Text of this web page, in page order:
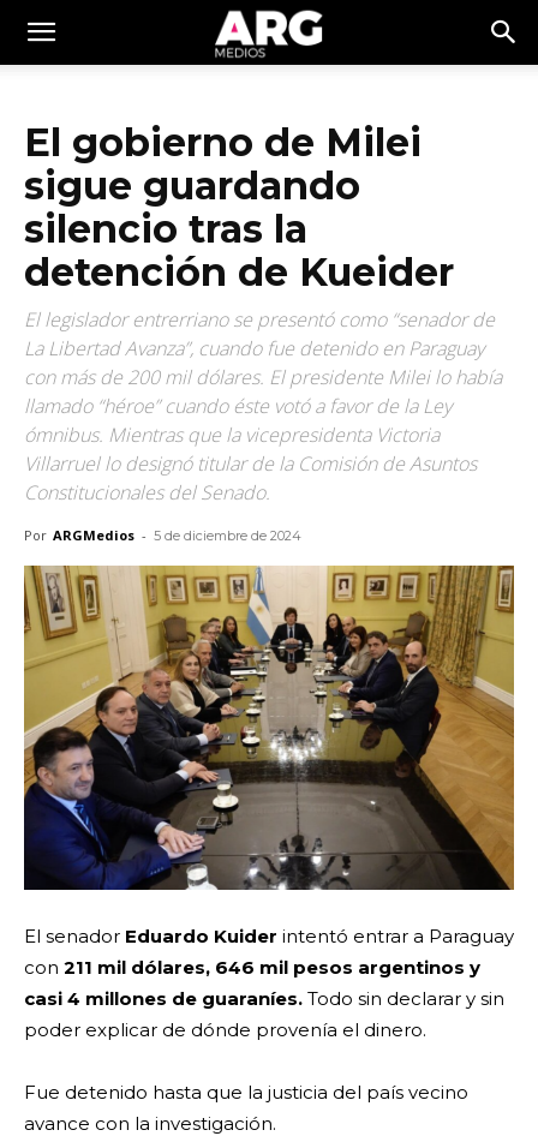
El gobierno de Milei
sigue guardando
silencio tras la
detención de Kueider
El legislador entrerriano se presentó como “senador de
La Libertad Avanza”, cuando fue detenido en Paraguay
con más de 200 mil dólares. El presidente Milei lo había
llamado “héroe” cuando éste votó a favor de la Ley
ómnibus. Mientras que la vicepresidenta Victoria
Villarruel lo designó titular de la Comisión de Asuntos
Constitucionales del Senado.
Por ARGMedios - 5 de diciembre de 2024
El senador Eduardo Kuider intentó entrar a Paraguay
con 211 mil dólares, 646 mil pesos argentinos y
casi 4 millones de guaraníes. Todo sin declarar y sin
poder explicar de dónde provenía el dinero.
Fue detenido hasta que la justicia del país vecino
avance con la investigación.